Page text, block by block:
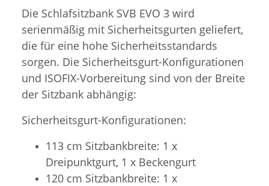
Die Schlafsitzbank SVB EVO 3 wird
serienmäßig mit Sicherheitsgurten geliefert,
die für eine hohe Sicherheitsstandards
sorgen. Die Sicherheitsgurt-Konfigurationen
und ISOFIX-Vorbereitung sind von der Breite
der Sitzbank abhängig:
Sicherheitsgurt-Konfigurationen:
113 cm Sitzbankbreite: 1 x
Dreipunktgurt, 1 x Beckengurt
120 cm Sitzbankbreite: 1 x